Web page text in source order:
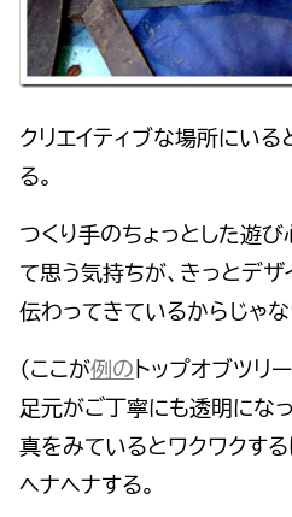
クリエイティブな場所にいる
る。
つくり手のちょっとした遊
て思う気持ちが、きっとデザ
伝わってきているからじゃな
（ここが例の トップオブツリ
足元がご丁寧にも透明にな
真をみているとワクワクする
ヘナヘナする。